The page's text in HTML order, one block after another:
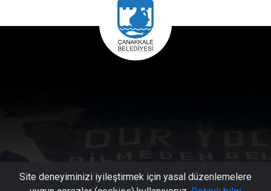
Site deneyiminizi iyileştirmek için yasal düzenlemelere